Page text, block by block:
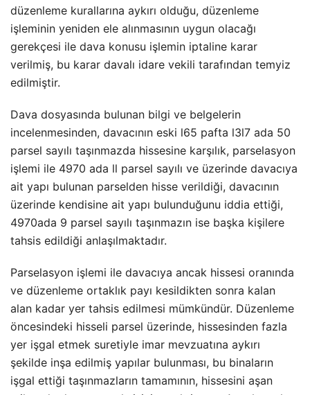
düzenleme kurallarına aykırı olduğu, düzenleme
işleminin yeniden ele alınmasının uygun olacağı
gerekçesi ile dava konusu işlemin iptaline karar
verilmiş, bu karar davalı idare vekili tarafından temyiz
edilmiştir.
Dava dosyasında bulunan bilgi ve belgelerin
incelenmesinden, davacının eski l65 pafta l3l7 ada 50
parsel sayılı taşınmazda hissesine karşılık, parselasyon
işlemi ile 4970 ada ll parsel sayılı ve üzerinde davacıya
ait yapı bulunan parselden hisse verildiği, davacının
üzerinde kendisine ait yapı bulunduğunu iddia ettiği,
4970ada 9 parsel sayılı taşınmazın ise başka kişilere
tahsis edildiği anlaşılmaktadır.
Parselasyon işlemi ile davacıya ancak hissesi oranında
ve düzenleme ortaklık payı kesildikten sonra kalan
alan kadar yer tahsis edilmesi mümkündür. Düzenleme
öncesindeki hisseli parsel üzerinde, hissesinden fazla
yer işgal etmek suretiyle imar mevzuatına aykırı
şekilde inşa edilmiş yapılar bulunması, bu binaların
işgal ettiği taşınmazların tamamının, hissesini aşan